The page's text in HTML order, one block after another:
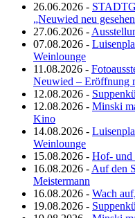
26.06.2026 -
„Neuwied neu
27.06.2026 -
07.08.2026 -
Weinlounge
11.08.2026 -
Neuwied – Eröffnung
12.08.2026 -
12.08.2026 - Minski
Kino
14.08.2026 -
Weinlounge
15.08.2026 - Hof- und
16.08.2026 - Auf den
Meistermann
16.08.2026 - Wach
19.08.2026 -